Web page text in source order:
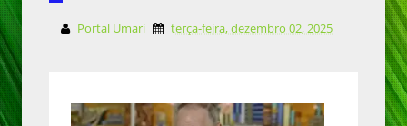
Portal Umari terça-feira, dezembro 02, 2025